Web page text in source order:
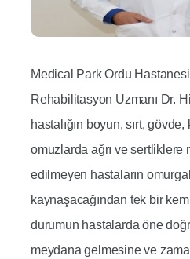
Medical Park Ordu
Rehabilitasyon Uzmanı Dr.
hastalığın boyun, sırt,
omuzlarda ağrı ve
edilmeyen hastaların
kaynaşacağından tek bir
durumun hastalarda öne
meydana gelmesine ve